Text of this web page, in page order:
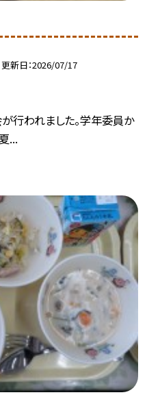
更新日 2026/07/17
行われました。学年委員か
...